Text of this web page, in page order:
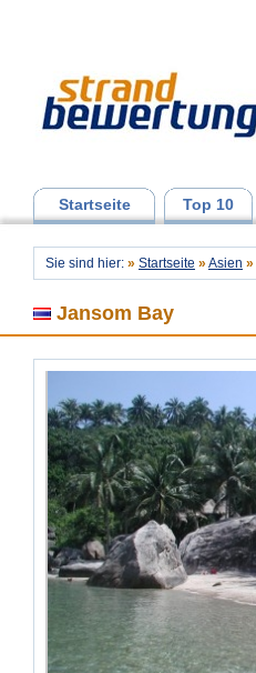
Startseite Top 10
Sie sind hier: » Startseite » Asien »
Jansom Bay